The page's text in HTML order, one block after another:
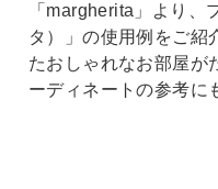
「margherita」より、
タ）」の使用例をご紹
たおしゃれなお部屋が
ーディネートの参考に